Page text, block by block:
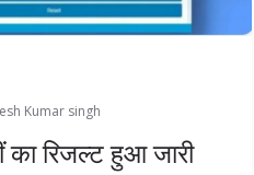
Kumar singh
का रिजल्ट हुआ जारी